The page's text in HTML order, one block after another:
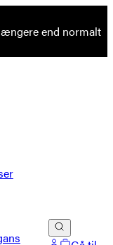
end normalt